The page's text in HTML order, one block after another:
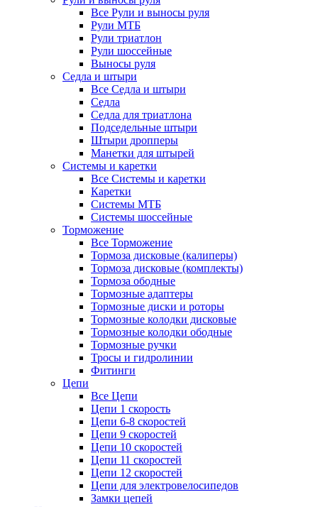
Все Рули и выносы руля
Рули МТБ
Рули триатлон
Рули шоссейные
Выносы руля
Седла и штыри
Все Седла и штыри
Седла
Седла для триатлона
Подседельные штыри
Штыри дропперы
Манетки для штырей
Системы и каретки
Все Системы и каретки
Каретки
Системы МТБ
Системы шоссейные
Торможение
Все Торможение
Тормоза дисковые (калиперы)
Тормоза дисковые (комплекты)
Тормоза ободные
Тормозные адаптеры
Тормозные диски и роторы
Тормозные колодки дисковые
Тормозные колодки ободные
Тормозные ручки
Тросы и гидролинии
Фитинги
Цепи
Все Цепи
Цепи 1 скорость
Цепи 6-8 скоростей
Цепи 9 скоростей
Цепи 10 скоростей
Цепи 11 скоростей
Цепи 12 скоростей
Цепи для электровелосипедов
Замки цепей